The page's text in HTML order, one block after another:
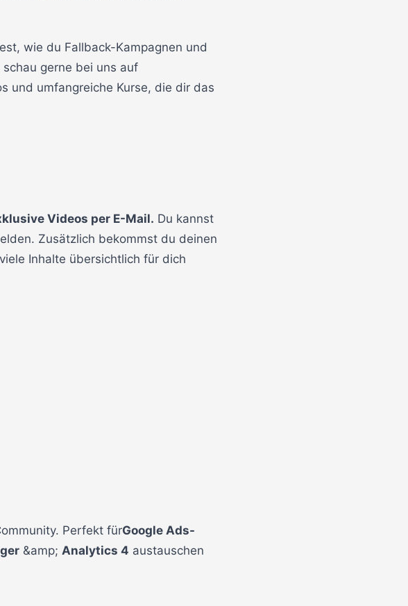
wie du Fallback-Kampagnen und
gerne bei uns auf
und umfangreiche Kurse, die dir das
Videos per E-Mail. Du kannst
Zusätzlich bekommst du deinen
Inhalte übersichtlich für dich
Perfekt fürGoogle Ads-
&amp; Analytics 4 austauschen